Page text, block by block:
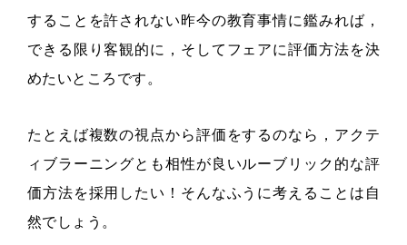
することを許されない昨今の教育事情に鑑みれば，
できる限り客観的に，そしてフェアに評価方法を決
めたいところです。
たとえば複数の視点から評価をするのなら，アクテ
ィブラーニングとも相性が良いルーブリック的な評
価方法を採用したい！そんなふうに考えることは自
然でしょう。